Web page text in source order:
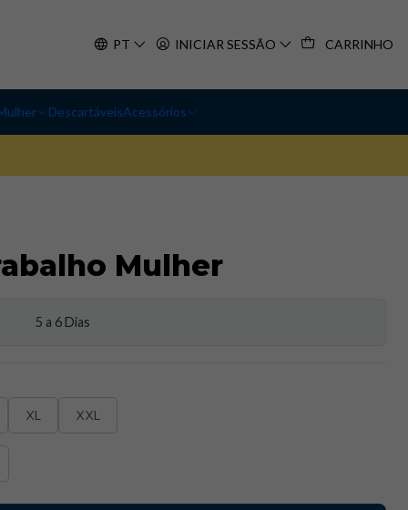
PT INICIAR SESSÃO CARRINHO
DescartáveisAcessórios
Mulher
5 a 6 Dias
XL XXL